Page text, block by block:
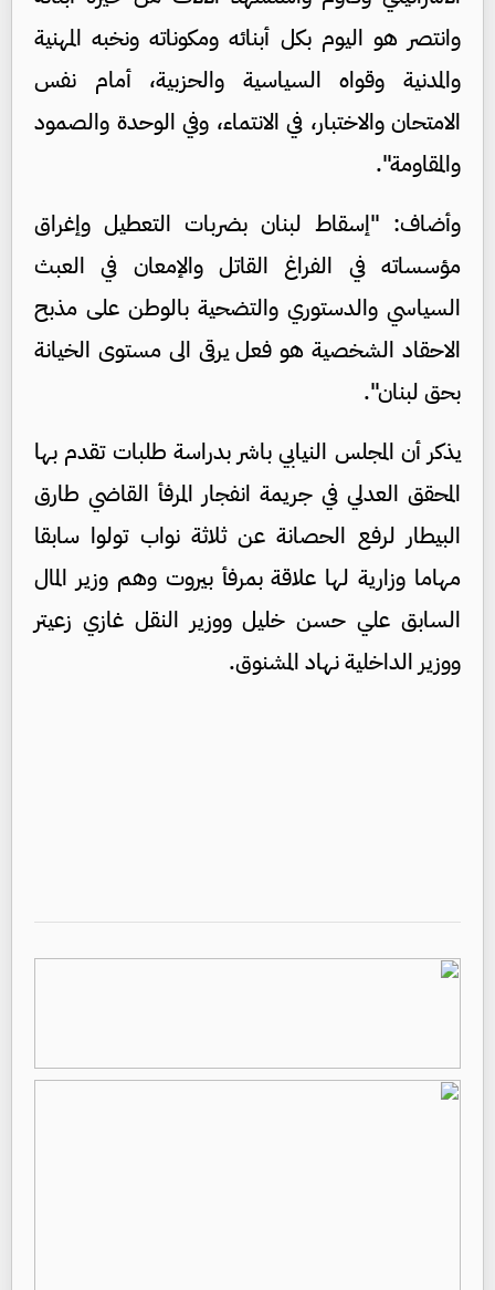
وانتصر هو اليوم بكل أبنائه ومكوناته ونخبه المهنية
والمدنية وقواه السياسية والحزبية، أمام نفس
الامتحان والاختبار، في الانتماء، وفي الوحدة والصمود
والمقاومة".
وأضاف: "إسقاط لبنان بضربات التعطيل وإغراق
مؤسساته في الفراغ القاتل والإمعان في العبث
السياسي والدستوري والتضحية بالوطن على مذبح
الاحقاد الشخصية هو فعل يرقى الى مستوى الخيانة
بحق لبنان".
يذكر أن المجلس النيابي باشر بدراسة طلبات تقدم بها
المحقق العدلي في جريمة انفجار المرفأ القاضي طارق
البيطار لرفع الحصانة عن ثلاثة نواب تولوا سابقا
مهاما وزارية لها علاقة بمرفأ بيروت وهم وزير المال
السابق علي حسن خليل ووزير النقل غازي زعيتر
ووزير الداخلية نهاد المشنوق.